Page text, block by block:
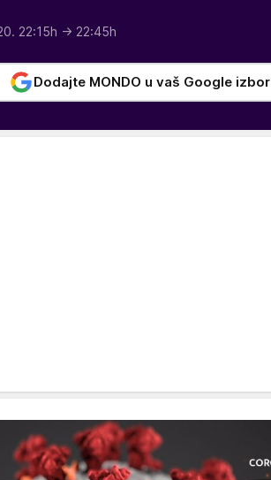
22:15h → 22:45h
Dodajte MONDO u vaš Google izbor